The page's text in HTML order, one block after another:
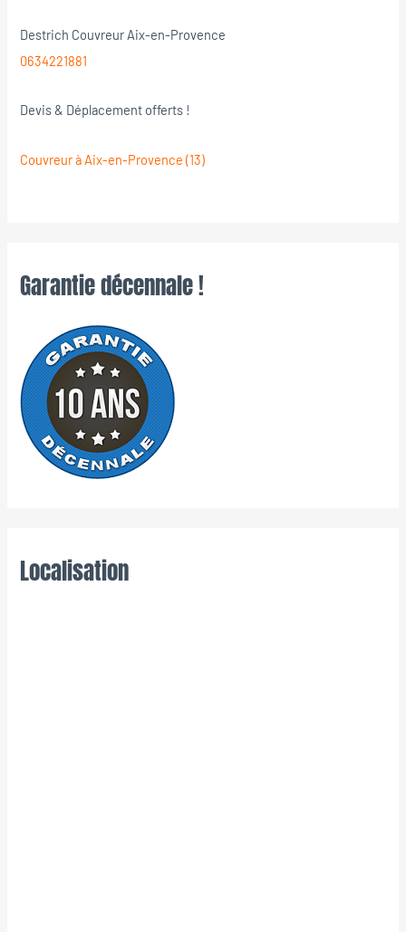
Destrich Couvreur Aix-en-Provence
0634221881
Devis & Déplacement offerts !
Couvreur à Aix-en-Provence (13)
Garantie décennale !
Localisation